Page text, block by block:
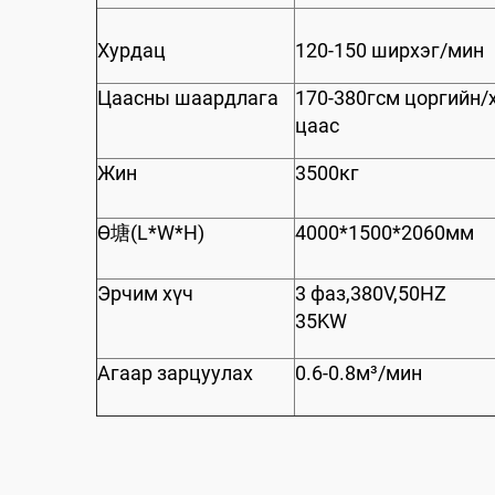
Хурдац 120-150 ширхэг/мин
Цаасны шаардлага
170-380гсм цоргийн/
цаас
Жин 3500кг
Ө塘(L*W*H) 4000*1500*2060мм
Эрчим хүч
3 фаз,380V,50HZ
35KW
Агаар зарцуулах 0.6-0.8м³/мин